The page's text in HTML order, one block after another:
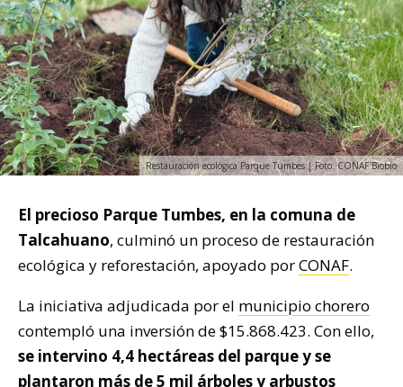
Restauración ecológica Parque Tumbes | Foto: CONAF Biobío
El precioso Parque Tumbes, en la comuna de
Talcahuano, culminó un proceso de restauración
ecológica y reforestación, apoyado porCONAF.
La iniciativa adjudicada por el municipio chorero
contempló una inversión de $15.868.423. Con ello,
se intervino 4,4 hectáreas del parque y se
plantaron más de 5 mil árboles y arbustos